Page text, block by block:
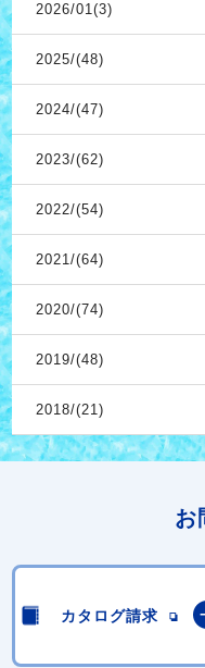
2026/01(3)
2025/(48)
2024/(47)
2023/(62)
2022/(54)
2021/(64)
2020/(74)
2019/(48)
2018/(21)
お
カタログ請求